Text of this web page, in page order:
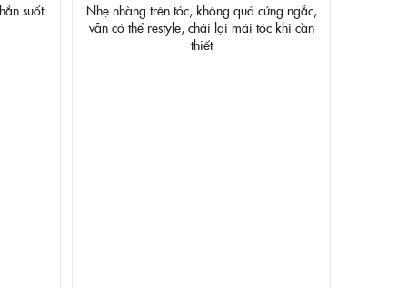
suốt
Nhẹ nhàng trên tóc, không quá cứng ngắc,
vẫn có thể restyle, chải lại mái tóc khi cần
thiết